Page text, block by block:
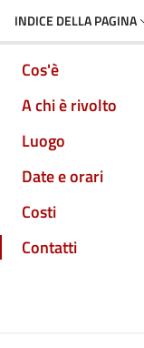
INDICE DELLA PAGINA
Cos'è
A chi è rivolto
Luogo
Date e orari
Costi
Contatti